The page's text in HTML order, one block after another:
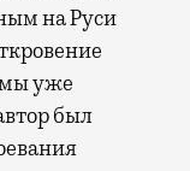
на Руси
мы уже
был